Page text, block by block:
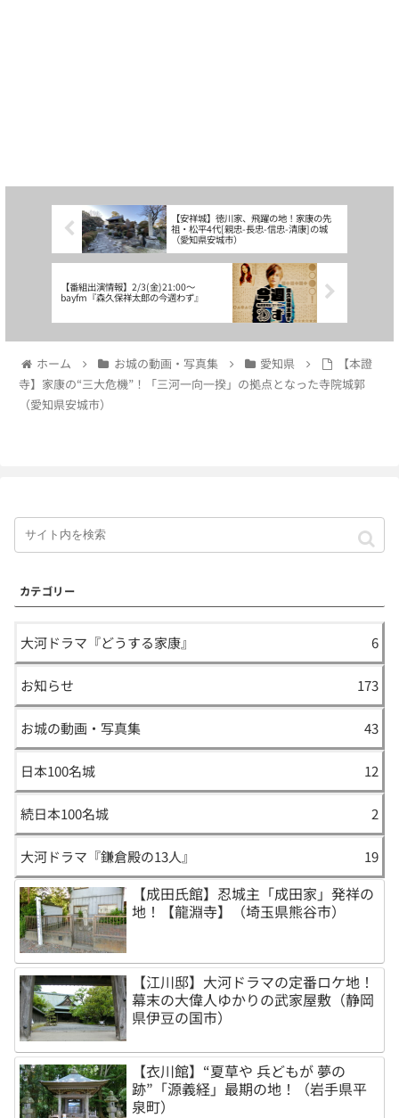
【安祥城】徳川家、飛躍の地！家康の先
祖・松平4代[親忠-長忠-信忠-清康]の城
（愛知県安城市）
【番組出演情報】2/3(金)21:00〜
bayfm『森久保祥太郎の今週わず』
ホーム お城の動画・写真集 愛知県
【本證
寺】家康の“三大危機”！「三河一向一揆」の拠点となった寺院城郭
（愛知県安城市）
カテゴリー
大河ドラマ『どうする家康』 6
お知らせ 173
お城の動画・写真集 43
日本100名城 12
続日本100名城 2
大河ドラマ『鎌倉殿の13人』 19
【成田氏館】忍城主「成田家」発祥の
地！【龍淵寺】（埼玉県熊谷市）
【江川邸】大河ドラマの定番ロケ地！
幕末の大偉人ゆかりの武家屋敷（静岡
県伊豆の国市）
【衣川館】“夏草や 兵どもが 夢の
跡”「源義経」最期の地！（岩手県平
泉町）